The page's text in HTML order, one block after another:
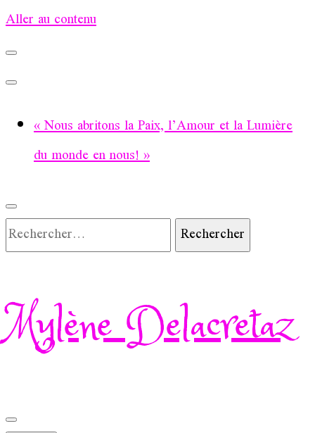
Aller au contenu
« Nous abritons la Paix, l’Amour et la Lumière
du monde en nous! »
Rechercher :
Mylène Delacretaz